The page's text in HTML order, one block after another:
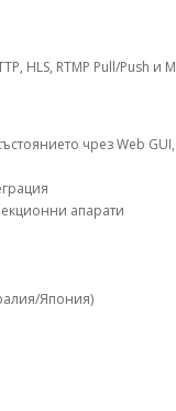
HLS, RTMP Pull/Push и
чрез Web
апарати
Япония)